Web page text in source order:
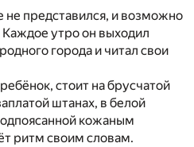
представился, и возможно
утро он выходил
города и читал свои
стоит на брусчатой
штанах, в белой
кожаным
ритм своим словам.